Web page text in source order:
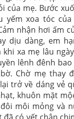
của mẹ. Bước
yếm xoa tóc
nhận hơi ấm
dịu dàng, em
khi xa mẹ lâu
lênh đênh
Chờ mẹ thay
trở về dáng vẻ
khuôn mặt
môi mỏng và